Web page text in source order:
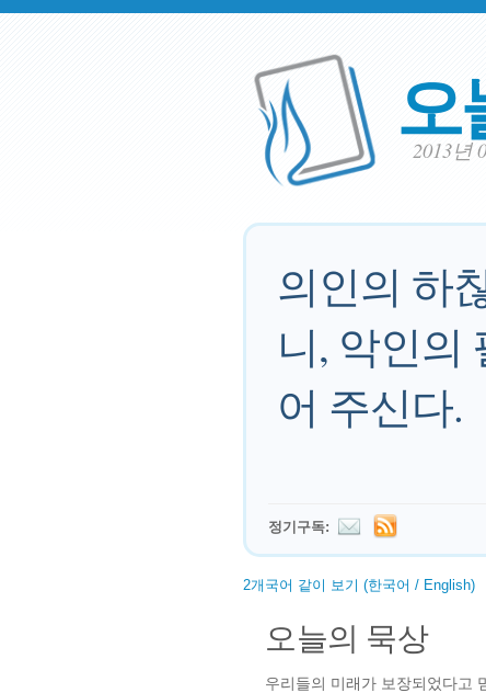
오
2013년
의인의 하
니, 악인의
어 주신다.
정기구독:
2개국어 같이 보기 (한국어 / English)
오늘의 묵상
우리들의 미래가 보장되었다고